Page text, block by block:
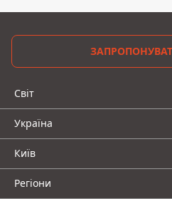
Світ
Україна
Київ
Регіони